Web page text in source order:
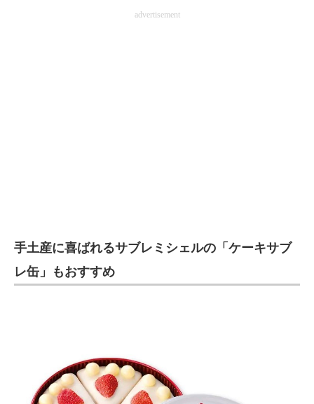
advertisement
手土産に喜ばれるサブレミシェルの「ケーキサブ
レ缶」もおすすめ